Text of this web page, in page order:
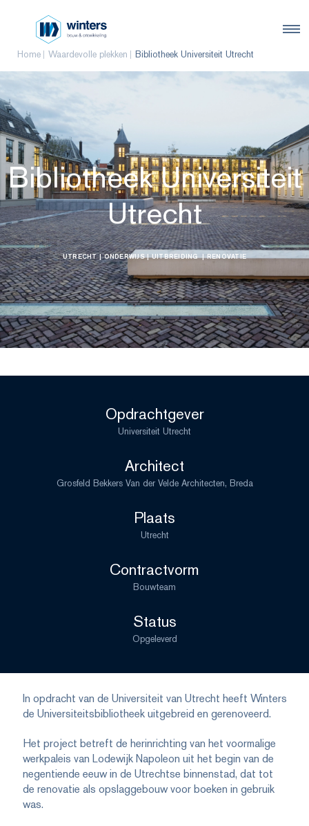
Home Waardevolle plekken Bibliotheek Universiteit Utrecht
Bibliotheek Universiteit
Utrecht
UTRECHT| ONDERWIJS| UITBREIDING | RENOVATIE
Opdrachtgever
Universiteit Utrecht
Architect
Grosfeld Bekkers Van der Velde Architecten, Breda
Plaats
Utrecht
Contractvorm
Bouwteam
Status
Opgeleverd
In opdracht van de Universiteit van Utrecht heeft Winters
de Universiteitsbibliotheek uitgebreid en gerenoveerd.
Het project betreft de herinrichting van het voormalige
werkpaleis van Lodewijk Napoleon uit het begin van de
negentiende eeuw in de Utrechtse binnenstad, dat tot
de renovatie als opslaggebouw voor boeken in gebruik
was.